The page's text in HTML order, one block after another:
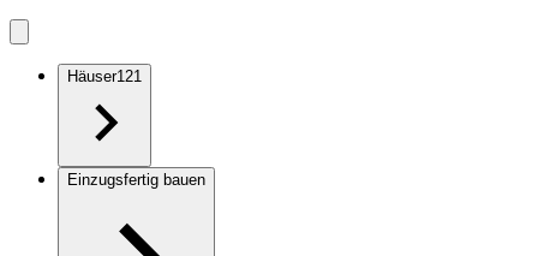
Häuser121
Einzugsfertig bauen